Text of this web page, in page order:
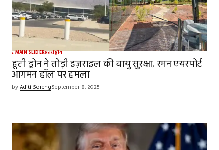
Your Name*
Your E-mail*
browser for the next time I comment.
SUBMIT COMMENT
MAIN SLIDERअंतर्राष्ट्रीय
हूती ड्रोन ने तोड़ी इज़राइल की वायु सुरक्षा, रमन एयरपोर्ट
आगमन हॉल पर हमला
byAditi SorengSeptember 8, 2025